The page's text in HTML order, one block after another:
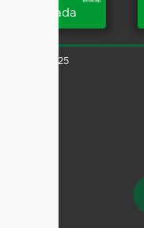
2024-2025
galardoada